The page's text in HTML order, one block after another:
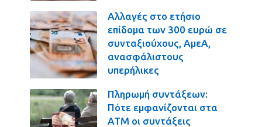
Αλλαγές στο ετήσιο
επίδομα των 300 ευρώ σε
συνταξιούχους, ΑμεΑ,
ανασφάλιστους
υπερήλικες
Πληρωμή συντάξεων:
Πότε εμφανίζονται στα
ΑΤΜ οι συντάξεις